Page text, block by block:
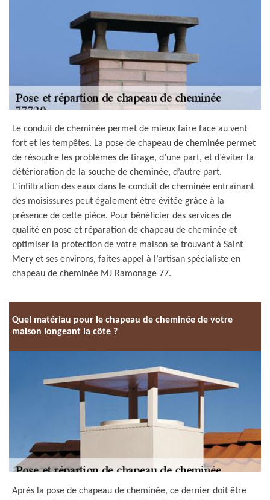
Le conduit de cheminée permet de mieux faire face au vent
fort et les tempêtes. La pose de chapeau de cheminée permet
de résoudre les problèmes de tirage, d’une part, et d’éviter la
détérioration de la souche de cheminée, d’autre part.
L’infiltration des eaux dans le conduit de cheminée entraînant
des moisissures peut également être évitée grâce à la
présence de cette pièce. Pour bénéficier des services de
qualité en pose et réparation de chapeau de cheminée et
optimiser la protection de votre maison se trouvant à Saint
Mery et ses environs, faites appel à l’artisan spécialiste en
chapeau de cheminée MJ Ramonage 77.
Quel matériau pour le chapeau de cheminée de votre
maison longeant la côte ?
Après la pose de chapeau de cheminée, ce dernier doit être